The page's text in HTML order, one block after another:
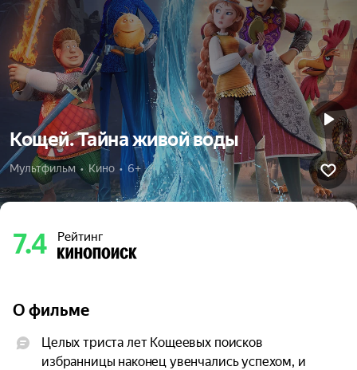
Кощей. Тайна живой воды
Мультфильм  •  Кино  •  6+
7.4 Рейтинг
О фильме
Целых триста лет Кощеевых поисков
избранницы наконец увенчались успехом, и